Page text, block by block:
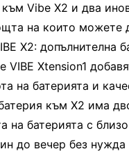
Vibe X2 и два
на които можете
X2: допълнителна
VIBE Xtension1
на батерията и
към X2 има
на батерията с
до вечер без нужда